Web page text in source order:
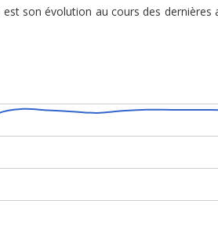
son évolution au cours des